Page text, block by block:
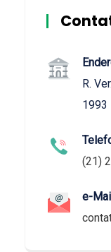
R.
1993
(21)
e-